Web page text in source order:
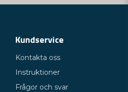
Kundservice
Kontakta oss
Instruktioner
Frågor och svar